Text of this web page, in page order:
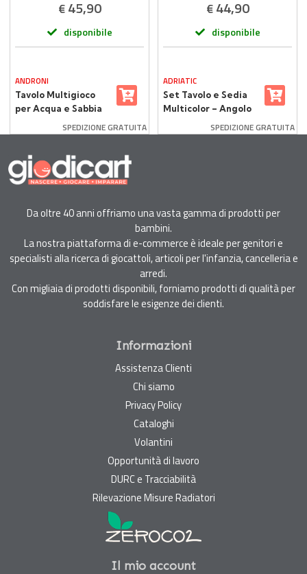
€ 45,90
disponibile
ANDRONI
Tavolo Multigioco
per Acqua e Sabbia
SPEDIZIONE GRATUITA
€ 44,90
disponibile
ADRIATIC
Set Tavolo e Sedia
Multicolor – Angolo
Bambini
SPEDIZIONE GRATUITA
Da oltre 40 anni offriamo una vasta gamma di prodotti per
bambini.
La nostra piattaforma di e-commerce è ideale per genitori e
specialisti alla ricerca di giocattoli, articoli per l'infanzia, cancelleria e
arredi.
Con migliaia di prodotti disponibili, forniamo prodotti di qualità per
soddisfare le esigenze dei clienti.
Informazioni
Assistenza Clienti
Chi siamo
Privacy Policy
Cataloghi
Volantini
Opportunità di lavoro
DURC e Tracciabilità
Rilevazione Misure Radiatori
Il mio account